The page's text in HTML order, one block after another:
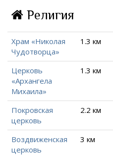
Религия
Храм «Николая
Чудотворца»
1.3 км
Церковь
«Архангела
Михаила»
1.3 км
Покровская
церковь
2.2 км
Воздвиженская
церковь
3 км